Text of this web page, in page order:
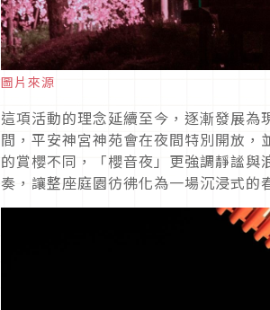
圖片來源
這項活動的理念延續至今，逐漸發展
間，平安神宮神苑會在夜間特別開放
的賞櫻不同，「櫻音夜」更強調靜謐
奏，讓整座庭園彷彿化為一場沉浸式